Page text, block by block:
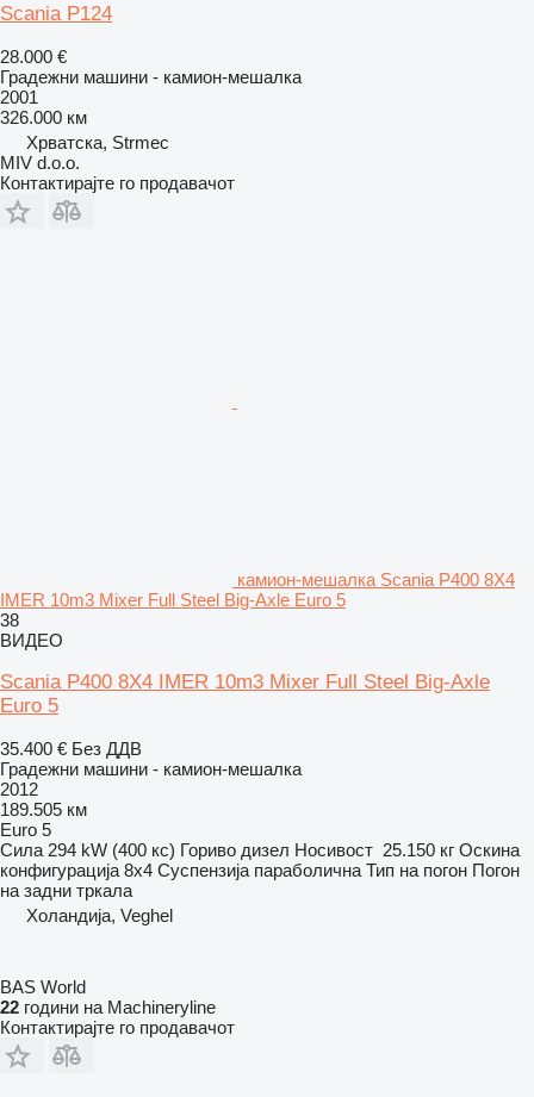
Scania P124
28.000 €
Градежни машини - камион-мешалка
2001
326.000 км
Хрватска, Strmec
MIV d.o.o.
Контактирајте го продавачот
камион-мешалка Scania P400 8X4
IMER 10m3 Mixer Full Steel Big-Axle Euro 5
38
ВИДЕО
Scania P400 8X4 IMER 10m3 Mixer Full Steel Big-Axle
Euro 5
35.400 € Без ДДВ
Градежни машини - камион-мешалка
2012
189.505 км
Euro 5
Сила 294 kW (400 кс) Гориво дизел Носивост 25.150 кг Оскина
конфигурација 8x4 Суспензија параболична Тип на погон Погон
на задни тркала
Холандија, Veghel
BAS World
22 години на Machineryline
Контактирајте го продавачот